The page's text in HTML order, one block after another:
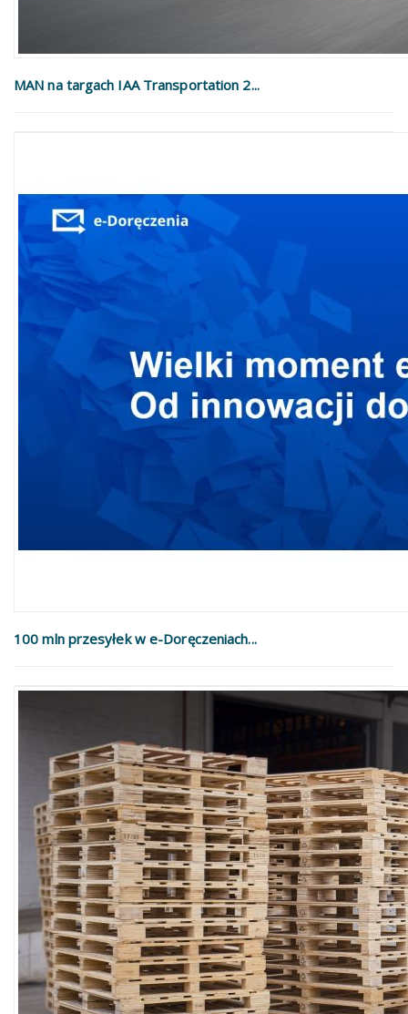
MAN na targach IAA Transportation 2...
100 mln przesyłek w e-Doręczeniach...